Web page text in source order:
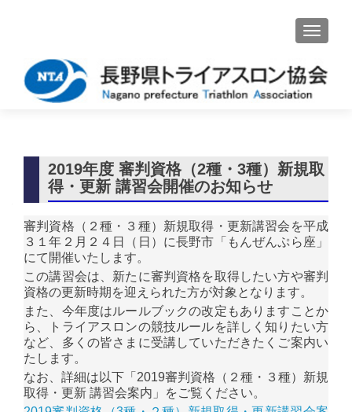
ナビゲ
2019年度 審判資格（2種・3種）新規取
得・更新 講習会開催のお知らせ
審判資格（２種・３種）新規取得・更新講習会を平成
３１年２月２４日（日）に長野市「もんぜんぷら座」
にて開催いたします。
この講習会は、新たに審判資格を取得したい方や審判
資格の更新時期を迎えられた方が対象となります。
また、今年度はルールブックの改定もありますことか
ら、トライアスロンの競技ルールを詳しく知りたい方
など、多くの皆さまに受講していただきたくご案内い
たします。
なお、詳細は以下「2019審判資格（２種・３種）新規
取得・更新 講習会案内」をご覧ください。